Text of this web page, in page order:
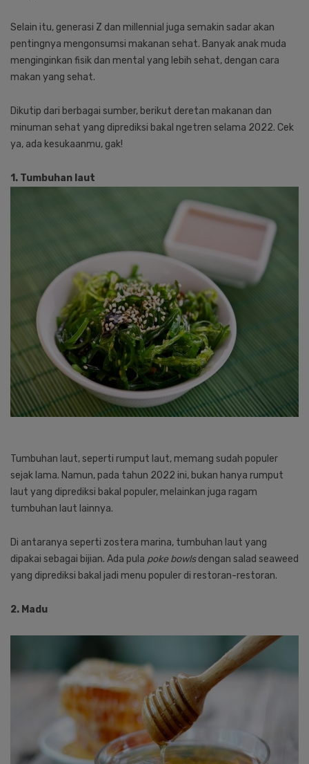
Selain itu, generasi Z dan millennial juga semakin sadar akan
pentingnya mengonsumsi makanan sehat. Banyak anak muda
menginginkan fisik dan mental yang lebih sehat, dengan cara
makan yang sehat.
Dikutip dari berbagai sumber, berikut deretan makanan dan
minuman sehat yang diprediksi bakal ngetren selama 2022. Cek
ya, ada kesukaanmu, gak!
1. Tumbuhan laut
Tumbuhan laut, seperti rumput laut, memang sudah populer
sejak lama. Namun, pada tahun 2022 ini, bukan hanya rumput
laut yang diprediksi bakal populer, melainkan juga ragam
tumbuhan laut lainnya.
Di antaranya seperti zostera marina, tumbuhan laut yang
dipakai sebagai bijian. Ada pula poke bowlsdengan salad seaweed
yang diprediksi bakal jadi menu populer di restoran-restoran.
2. Madu